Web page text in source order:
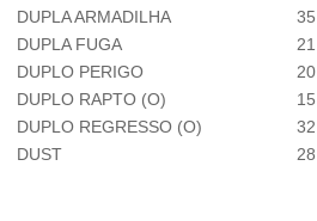
DUPLA ARMADILHA
35
DUPLA FUGA
21
DUPLO PERIGO
20
DUPLO RAPTO (O)
15
DUPLO REGRESSO (O)
32
DUST
28